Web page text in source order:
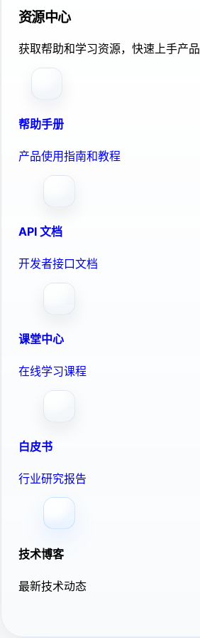
资源中心
获取帮助和学习资源，快速上手产品
帮助手册
产品使用指南和教程
API 文档
开发者接口文档
课堂中心
在线学习课程
白皮书
行业研究报告
技术博客
最新技术动态